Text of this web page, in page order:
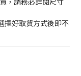
擇好取貨方式後即不